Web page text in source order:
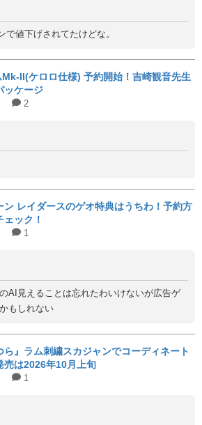
で値下げされてたけどな。
Mk-II(ケロロ仕様) 予約開始！吉崎観音先生
ッケージ
2
ン レイダースのゲオ特典はうちわ！予約方
ック！
1
AI見えることは忘れたわいけないが広告ゲ
もしれない
ら』ラム刺繍スカジャンでコーディネート
売は2026年10月上旬
1